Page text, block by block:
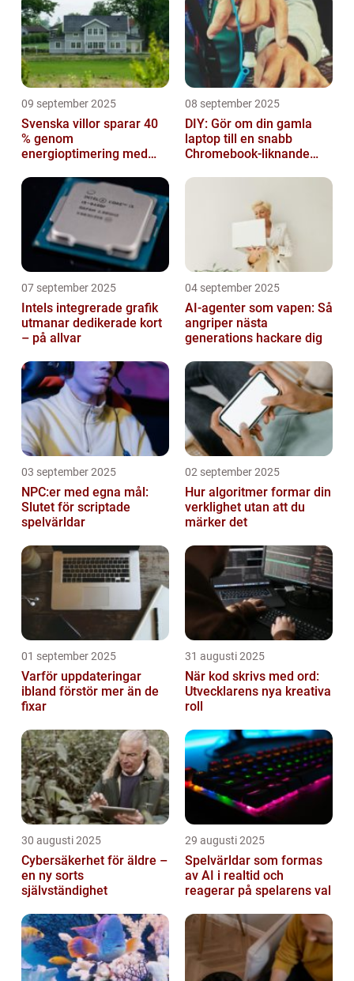
09 september 2025
Svenska villor sparar 40
% genom
energioptimering med
08 september 2025
DIY: Gör om din gamla
laptop till en snabb
Chromebook-liknande
07 september 2025
Intels integrerade grafik
utmanar dedikerade kort
– på allvar
04 september 2025
AI-agenter som vapen: Så
angriper nästa
generations hackare dig
03 september 2025
NPC:er med egna mål:
Slutet för scriptade
spelvärldar
02 september 2025
Hur algoritmer formar din
verklighet utan att du
märker det
01 september 2025
Varför uppdateringar
ibland förstör mer än de
fixar
31 augusti 2025
När kod skrivs med ord:
Utvecklarens nya kreativa
roll
30 augusti 2025
Cybersäkerhet för äldre –
en ny sorts
självständighet
29 augusti 2025
Spelvärldar som formas
av AI i realtid och
reagerar på spelarens val